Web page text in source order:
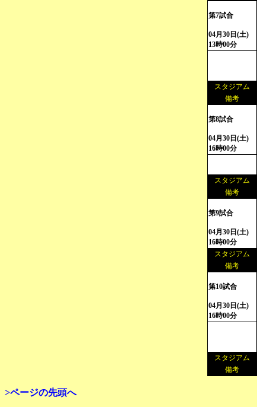
第7試合
04月30日(土)
13時00分
スタジアム
備考
第8試合
04月30日(土)
16時00分
スタジアム
備考
第9試合
04月30日(土)
16時00分
スタジアム
備考
第10試合
04月30日(土)
16時00分
スタジアム
備考
>ページの先頭へ